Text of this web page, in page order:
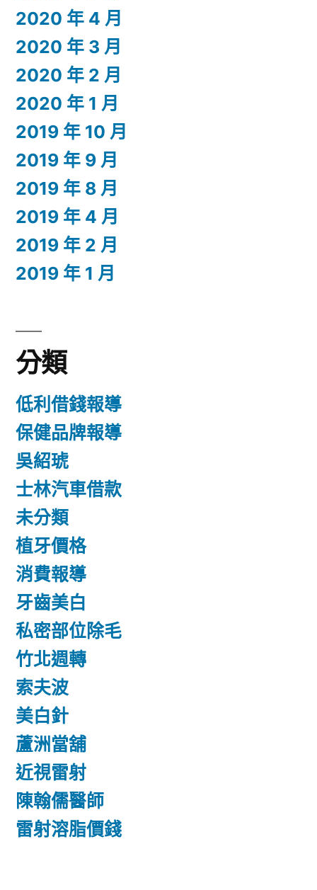
2020 年 4 月
2020 年 3 月
2020 年 2 月
2020 年 1 月
2019 年 10 月
2019 年 9 月
2019 年 8 月
2019 年 4 月
2019 年 2 月
2019 年 1 月
分類
低利借錢報導
保健品牌報導
吳紹琥
士林汽車借款
未分類
植牙價格
消費報導
牙齒美白
私密部位除毛
竹北週轉
索夫波
美白針
蘆洲當舖
近視雷射
陳翰儒醫師
雷射溶脂價錢